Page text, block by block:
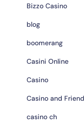
Bizzo Casino
blog
boomerang
Casini Online
Casino
Casino and
casino ch